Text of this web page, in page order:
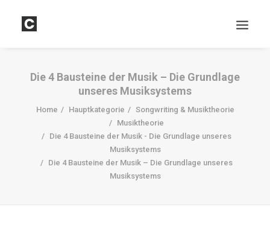
DOWNLOADS
Die 4 Bausteine der Musik – Die Grundlage
unseres Musiksystems
Home Hauptkategorie
Songwriting & Musiktheorie
Musiktheorie
Die 4 Bausteine der Musik - Die Grundlage unseres
Musiksystems
Die 4 Bausteine der Musik – Die Grundlage unseres
Musiksystems